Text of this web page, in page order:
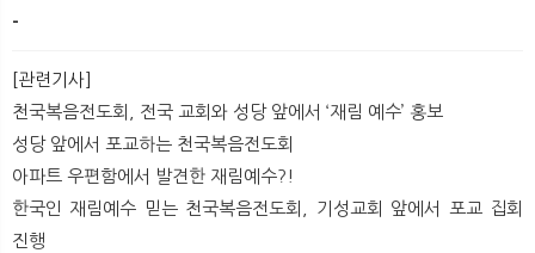
-​ ​
[관련기사]
천국복음전도회, 전국 교회와 성당 앞에서 ‘재림 예수’ 홍보
성당 앞에서 포교하는 천국복음전도회
아파트 우편함에서 발견한 재림예수?!
한국인 재림예수 믿는 천국복음전도회, 기성교회 앞에서 포교 집회
진행